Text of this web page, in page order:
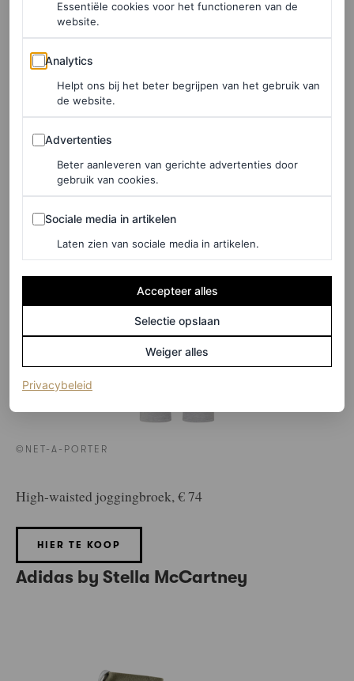
©DE BIJENKORF
Sun sport body mist, € 36,80
Alo Yoga
©NET-A-PORTER
High-waisted joggingbroek, € 74
HIER TE KOOP
Adidas by Stella McCartney
Essentiële cookies voor het functioneren van de
website.
Analytics
Analytics
Helpt ons bij het beter begrijpen van het gebruik van
de website.
Advertenties
Advertenties
Beter aanleveren van gerichte advertenties door
gebruik van cookies.
Sociale media in artikelen
Sociale media in artikelen
Laten zien van sociale media in artikelen.
Accepteer alles
Selectie opslaan
Weiger alles
Privacybeleid